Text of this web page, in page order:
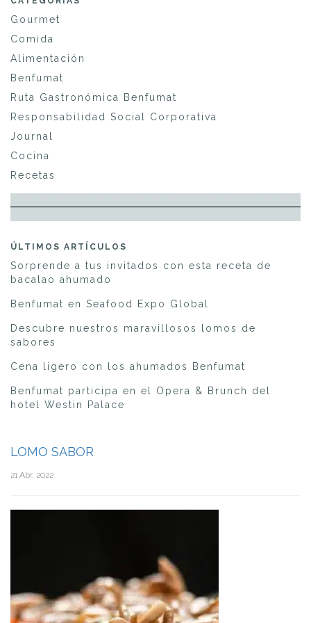
Gourmet
Comida
Alimentación
Benfumat
Ruta Gastronómica Benfumat
Responsabilidad Social Corporativa
Journal
Cocina
Recetas
ÚLTIMOS ARTÍCULOS
Sorprende a tus invitados con esta receta de
bacalao ahumado
Benfumat en Seafood Expo Global
Descubre nuestros maravillosos lomos de
sabores
Cena ligero con los ahumados Benfumat
Benfumat participa en el Opera & Brunch del
hotel Westin Palace
LOMO SABOR
21 Abr, 2022